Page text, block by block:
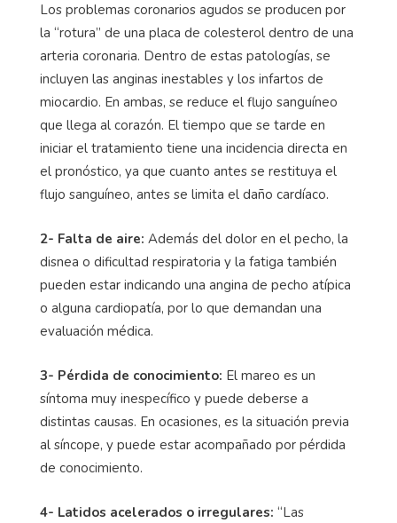
Los problemas coronarios agudos se producen por
la “rotura” de una placa de colesterol dentro de una
arteria coronaria. Dentro de estas patologías, se
incluyen las anginas inestables y los infartos de
miocardio. En ambas, se reduce el flujo sanguíneo
que llega al corazón. El tiempo que se tarde en
iniciar el tratamiento tiene una incidencia directa en
el pronóstico, ya que cuanto antes se restituya el
flujo sanguíneo, antes se limita el daño cardíaco.
2- Falta de aire: Además del dolor en el pecho, la
disnea o dificultad respiratoria y la fatiga también
pueden estar indicando una angina de pecho atípica
o alguna cardiopatía, por lo que demandan una
evaluación médica.
3- Pérdida de conocimiento: El mareo es un
síntoma muy inespecífico y puede deberse a
distintas causas. En ocasiones, es la situación previa
al síncope, y puede estar acompañado por pérdida
de conocimiento.
4- Latidos acelerados o irregulares: “Las